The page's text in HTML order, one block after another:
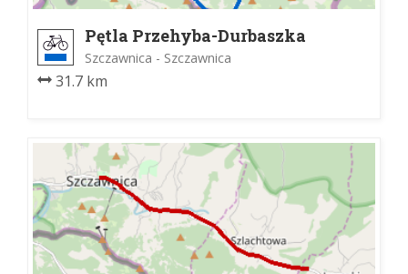
Pętla Przehyba-Durbaszka
Szczawnica - Szczawnica
31.7 km